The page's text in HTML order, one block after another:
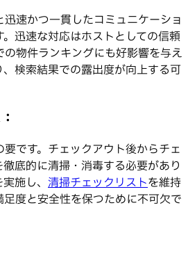
速かつ一貫したコミュニケーショ
迅速な対応はホストとしての信頼
物件ランキングにも好影響を与え
検索結果での露出度が向上する可
です。チェックアウト後からチェ
底的に清掃・消毒する必要があり
施し、 清掃チェックリストを維持
度と安全性を保つために不可欠で